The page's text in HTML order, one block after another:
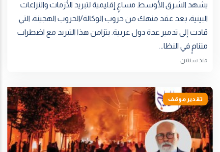
يشهد الشرق الأوسط مساعٍ إقليمية لتبريد الأزمات والنزاعات
البينية، بعد عقد منهك من حروب الوكالة/الحروب الهجينة، التي
قادت إلى تدمير عدة دول عربية. يتزامن هذا التبريد مع اضطراب
متنامٍ في النظا...
منذ سنتين
تقدير موقف